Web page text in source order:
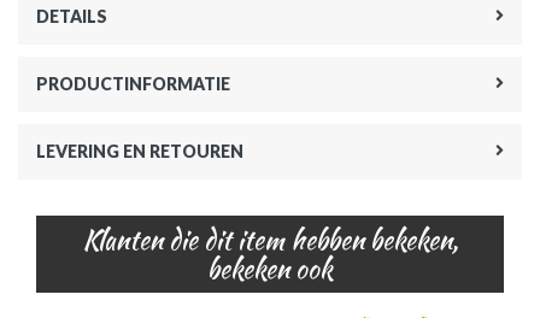
DETAILS
PRODUCTINFORMATIE
LEVERING EN RETOUREN
Klanten die dit item hebben bekeken,
bekeken ook